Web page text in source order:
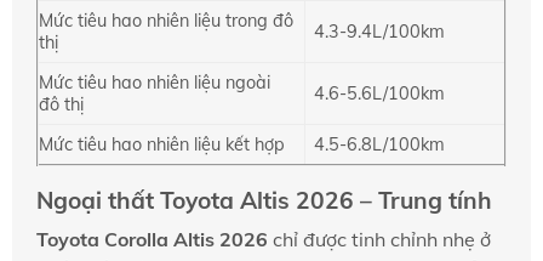
Mức tiêu hao nhiên liệu trong đô
thị
4.3-9.4L/100km
Mức tiêu hao nhiên liệu ngoài
đô thị
4.6-5.6L/100km
Mức tiêu hao nhiên liệu kết hợp 4.5-6.8L/100km
Ngoại thất Toyota Altis 2026 – Trung tính
Toyota Corolla Altis 2026 chỉ được tinh chỉnh nhẹ ở